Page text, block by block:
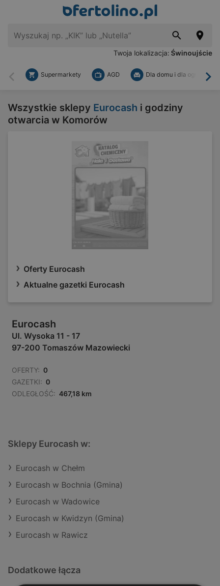
Twoja lokalizacja: Świnoujście
Wstecz
Supermarkety AGD Dla domu i dla ogrodu
Wszystkie sklepy Eurocash i godziny
otwarcia w Komorów
Oferty Eurocash
Aktualne gazetki Eurocash
Eurocash
Ul. Wysoka 11 - 17
97-200 Tomaszów Mazowiecki
OFERTY: 0
GAZETKI: 0
ODLEGŁOŚĆ: 467,18 km
Sklepy Eurocash w:
Eurocash w Chełm
Eurocash w Bochnia (Gmina)
Eurocash w Wadowice
Eurocash w Kwidzyn (Gmina)
Eurocash w Rawicz
Dodatkowe łącza